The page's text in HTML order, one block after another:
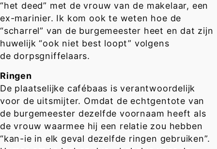
“het deed” met de vrouw van de makelaar, een
ex-marinier. Ik kom ook te weten hoe de
“scharrel” van de burgemeester heet en dat zijn
huwelijk “ook niet best loopt” volgens
de dorpsgniffelaars.
Ringen
De plaatselijke cafébaas is verantwoordelijk
voor de uitsmijter. Omdat de echtgentote van
de burgemeester dezelfde voornaam heeft als
de vrouw waarmee hij een relatie zou hebben
“kan-ie in elk geval dezelfde ringen gebruiken”.